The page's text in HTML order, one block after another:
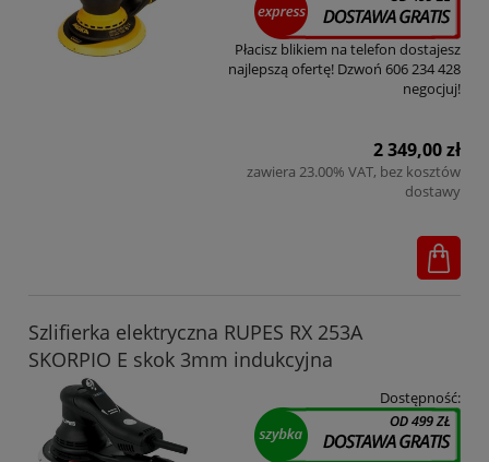
Płacisz blikiem na telefon dostajesz
najlepszą ofertę! Dzwoń 606 234 428
negocjuj!
2 349,00 zł
zawiera 23.00% VAT, bez kosztów
dostawy
Szlifierka elektryczna RUPES RX 253A
SKORPIO E skok 3mm indukcyjna
Dostępność: